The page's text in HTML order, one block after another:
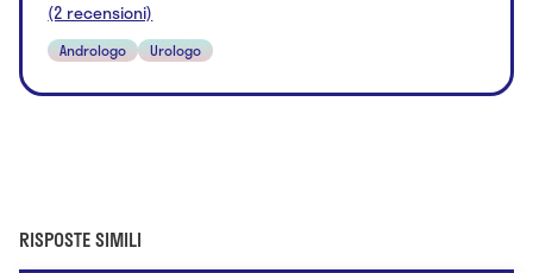
(2 recensioni)
Andrologo Urologo
RISPOSTE SIMILI